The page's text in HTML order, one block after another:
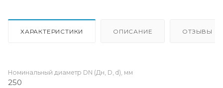
ХАРАКТЕРИСТИКИ ОПИСАНИЕ ОТЗЫВЫ
Номинальный диаметр DN (Дн, D, d), мм
250